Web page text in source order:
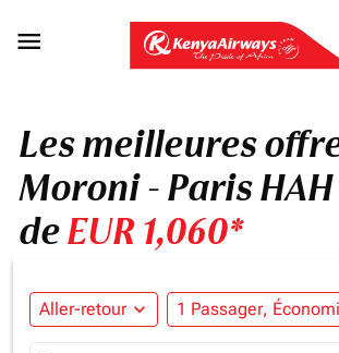

Les meilleures
Moroni - Paris HAH
deEUR 1,060*
Aller-retour expand_more 1 Passager,